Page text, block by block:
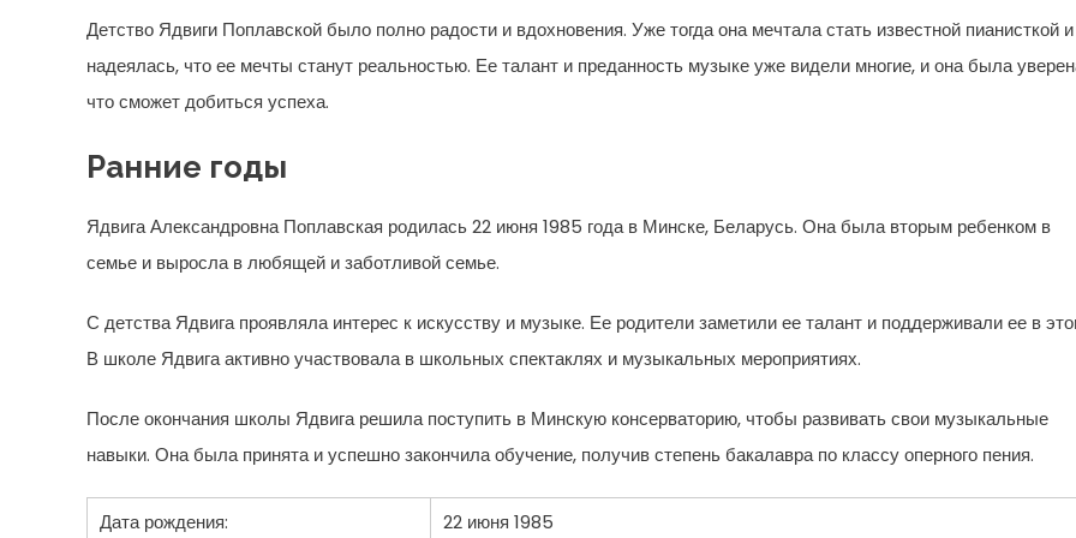
Детство Ядвиги Поплавской было полно радости и вдохновения. Уже тогда она мечтала стать известной пианисткой и
надеялась, что ее мечты станут реальностью. Ее талант и преданность музыке уже видели многие, и она была
что сможет добиться успеха.
Ранние годы
Ядвига Александровна Поплавская родилась 22 июня 1985 года в Минске, Беларусь. Она была вторым ребенком в
семье и выросла в любящей и заботливой семье.
С детства Ядвига проявляла интерес к искусству и музыке. Ее родители заметили ее талант и поддерживали ее в
В школе Ядвига активно участвовала в школьных спектаклях и музыкальных мероприятиях.
После окончания школы Ядвига решила поступить в Минскую консерваторию, чтобы развивать свои музыкальные
навыки. Она была принята и успешно закончила обучение, получив степень бакалавра по классу оперного пения.
Дата рождения: 22 июня 1985